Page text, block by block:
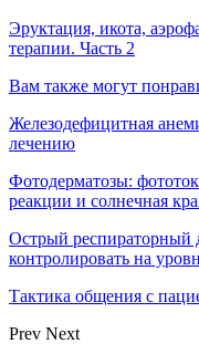
Эруктация, икота,
терапии. Часть 2
Вам также могут
Железодефицитная
лечению
Фотодерматозы:
реакции и солнечная
Острый респираторный
контролировать на
Тактика общения с
Prev Next